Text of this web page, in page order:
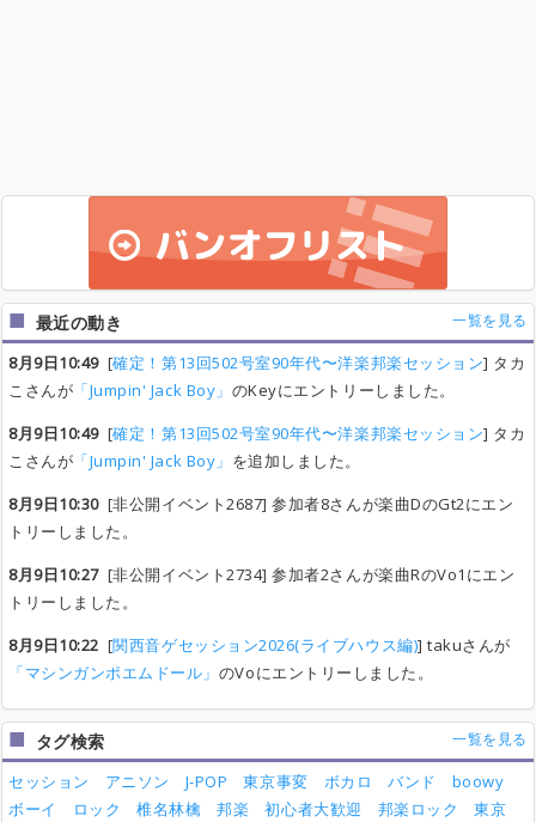
最近の動き 一覧を見る
8月9日10:49[確定！第13回502号室90年代〜洋楽邦楽セッション] タカ
こさんが 「Jumpin' Jack Boy」 のKeyにエントリーしました。
8月9日10:49[確定！第13回502号室90年代〜洋楽邦楽セッション] タカ
こさんが 「Jumpin' Jack Boy」 を追加しました。
8月9日10:30[非公開イベント2687] 参加者8さんが楽曲DのGt2にエン
トリーしました。
8月9日10:27[非公開イベント2734] 参加者2さんが楽曲RのVo1にエン
トリーしました。
8月9日10:22 [関西音ゲセッション2026(ライブハウス編)] takuさんが
「マシンガンポエムドール」 のVoにエントリーしました。
タグ検索 一覧を見る
セッション アニソン J-POP 東京事変 ボカロ バンド
boowy
ボーイ
ロック 椎名林檎 邦楽 初心者大歓迎 邦楽ロック
東京